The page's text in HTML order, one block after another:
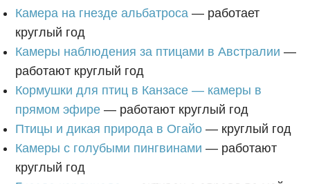
Камера на гнезде альбатроса— работает
круглый год
Камеры наблюдения за птицами в Австралии —
работают круглый год
Кормушки для птиц в Канзасе — камеры в
прямом эфире— работают круглый год
Птицы и дикая природа в Огайо— круглый год
Камеры с голубыми пингвинами — работают
круглый год